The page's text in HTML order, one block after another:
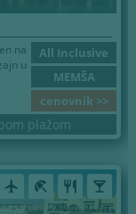
All Inclusive
MEMŠA
cenovnik >>
na
u
plažom
airplanemode_active beach_access restaurant local_bar